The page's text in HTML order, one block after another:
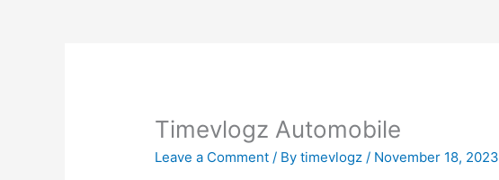
Timevlogz Automobile
Leave a Comment / Bytimevlogz/ November 18, 2023